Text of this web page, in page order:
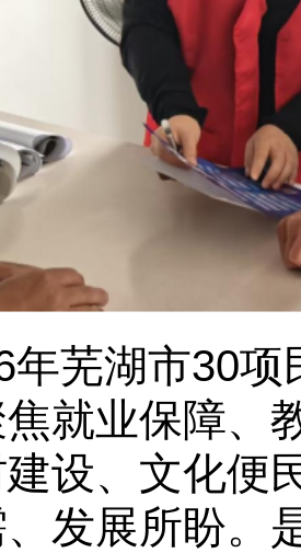
湖市30项
就业保障、
设、文化便
发展所盼。